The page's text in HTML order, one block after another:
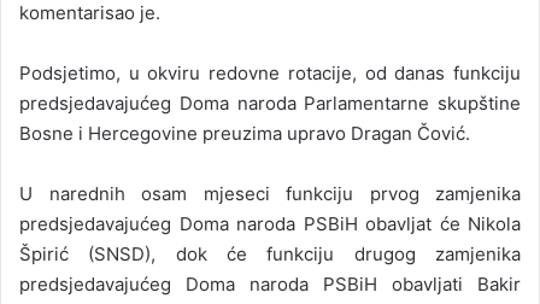
komentarisao je.
Podsjetimo, u okviru redovne rotacije, od danas funkciju
predsjedavajućeg Doma naroda Parlamentarne skupštine
Bosne i Hercegovine preuzima upravo Dragan Čović.
U narednih osam mjeseci funkciju prvog zamjenika
predsjedavajućeg Doma naroda PSBiH obavljat će Nikola
Špirić (SNSD), dok će funkciju drugog zamjenika
predsjedavajućeg Doma naroda PSBiH obavljati Bakir